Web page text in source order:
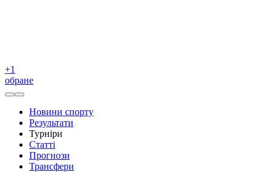
+1
обране
Новини спорту
Результати
Турніри
Статті
Прогнози
Трансфери